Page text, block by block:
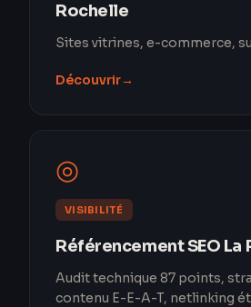
Rochelle
Sites vitrines, e-commerce,
Découvrir→
◎
VISIBILITÉ
Référencement SEO La
Audit technique 87 points,
contenu E-E-A-T, netlinking